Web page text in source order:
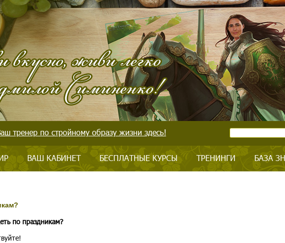
тренер по стройному образу жизни здесь!
ВАШ КАБИНЕТ БЕСПЛАТНЫЕ КУРСЫ ТРЕНИНГИ БАЗА
по праздникам?